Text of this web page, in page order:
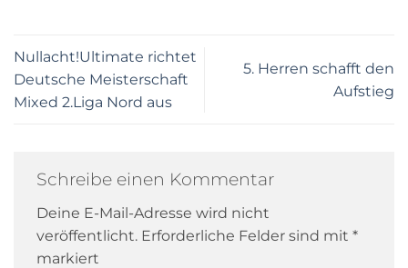
Nullacht!Ultimate richtet
Deutsche Meisterschaft
Mixed 2.Liga Nord aus
5. Herren schafft den
Aufstieg
Schreibe einen Kommentar
Deine E-Mail-Adresse wird nicht
veröffentlicht. Erforderliche Felder sind mit *
markiert